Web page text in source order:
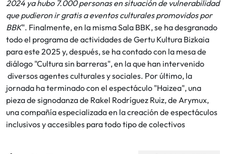
2024 ya hubo 7.000 personas en situación de vulnerabilidad
que pudieron ir gratis a eventos culturales promovidos por
BBK". Finalmente, en la misma Sala BBK, se ha desgranado
todo el programa de actividades de Gertu Kultura Bizkaia
para este 2025 y, después, se ha contado con la mesa de
diálogo "Cultura sin barreras", en la que han intervenido
diversos agentes culturales y sociales. Por último, la
jornada ha terminado con el espectáculo "Haizea", una
pieza de signodanza de Rakel Rodríguez Ruiz, de Arymux,
una compañía especializada en la creación de espectáculos
inclusivos y accesibles para todo tipo de colectivos